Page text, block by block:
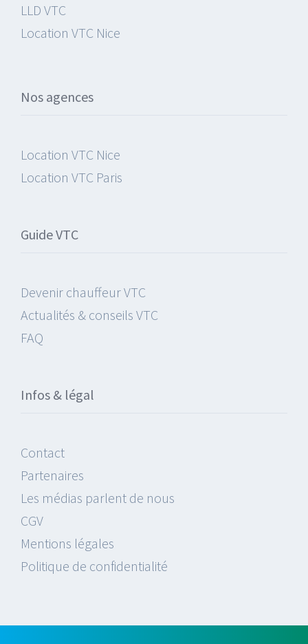
LLD VTC
Location VTC Nice
Nos agences
Location VTC Nice
Location VTC Paris
Guide VTC
Devenir chauffeur VTC
Actualités & conseils VTC
FAQ
Infos & légal
Contact
Partenaires
Les médias parlent de nous
CGV
Mentions légales
Politique de confidentialité